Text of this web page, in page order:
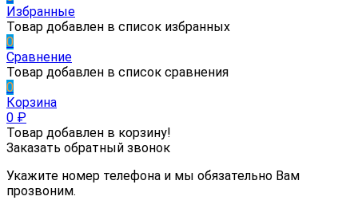
Избранные
Товар добавлен в список избранных
0
Сравнение
Товар добавлен в список сравнения
0
Корзина
0 ₽
Товар добавлен в корзину!
Заказать обратный звонок
Укажите номер телефона и мы обязательно Вам
прозвоним.